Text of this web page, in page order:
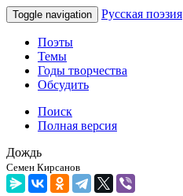
Toggle navigation Русская поэзия
Поэты
Темы
Годы творчества
Обсудить
Поиск
Полная версия
Дождь
Семен Кирсанов